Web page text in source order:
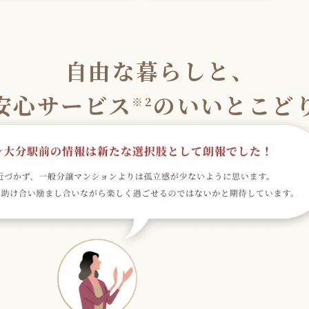
自由な暮らしと、
心サービス ※2 のいいとこど